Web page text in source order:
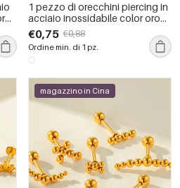
1 pezzo di orecchini piercing in
acciaio inossidabile color oro
impermeabile
€0,75 €0,88
Ordine min. di 1 pz.
magazzino in Cina